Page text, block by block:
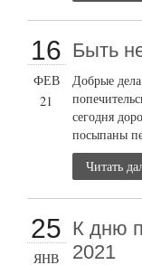
16
ФЕВ
21
Быть
Добрые
сегодня
посыпаны
Читать
25
ЯНВ
К дню
2021